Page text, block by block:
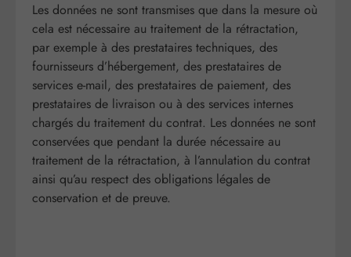
Les données ne sont transmises que dans la mesure où
cela est nécessaire au traitement de la rétractation,
par exemple à des prestataires techniques, des
fournisseurs d’hébergement, des prestataires de
services e-mail, des prestataires de paiement, des
prestataires de livraison ou à des services internes
chargés du traitement du contrat. Les données ne sont
conservées que pendant la durée nécessaire au
traitement de la rétractation, à l’annulation du contrat
ainsi qu’au respect des obligations légales de
conservation et de preuve.